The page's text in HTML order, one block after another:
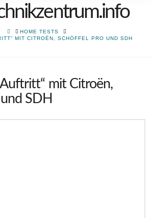
HOMEHOME TESTS
MIT CITROËN, SCHÖFFEL PRO UND SDH
mit Citroën,
SDH